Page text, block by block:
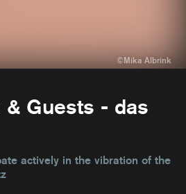
& Guests - das
actively in the vibration of the